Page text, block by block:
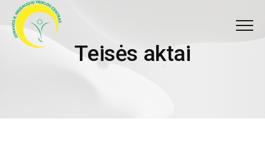
Teisės aktai
Teisės aktai